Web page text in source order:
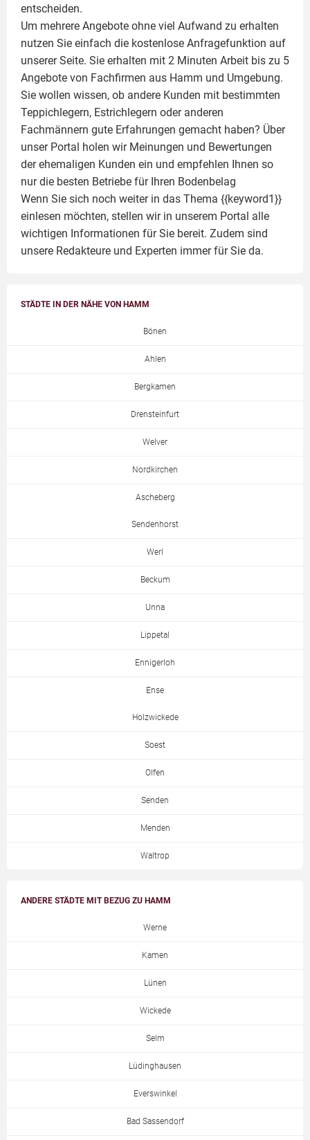
entscheiden.
Um mehrere Angebote ohne viel Aufwand zu erhalten
nutzen Sie einfach die kostenlose Anfragefunktion auf
unserer Seite. Sie erhalten mit 2 Minuten Arbeit bis zu 5
Angebote von Fachfirmen aus Hamm und Umgebung.
Sie wollen wissen, ob andere Kunden mit bestimmten
Teppichlegern, Estrichlegern oder anderen
Fachmännern gute Erfahrungen gemacht haben? Über
unser Portal holen wir Meinungen und Bewertungen
der ehemaligen Kunden ein und empfehlen Ihnen so
nur die besten Betriebe für Ihren Bodenbelag
Wenn Sie sich noch weiter in das Thema {{keyword1}}
einlesen möchten, stellen wir in unserem Portal alle
wichtigen Informationen für Sie bereit. Zudem sind
unsere Redakteure und Experten immer für Sie da.
STÄDTE IN DER NÄHE VON HAMM
Bönen
Ahlen
Bergkamen
Drensteinfurt
Welver
Nordkirchen
Ascheberg
Sendenhorst
Werl
Beckum
Unna
Lippetal
Ennigerloh
Ense
Holzwickede
Soest
Olfen
Senden
Menden
Waltrop
ANDERE STÄDTE MIT BEZUG ZU HAMM
Werne
Kamen
Lünen
Wickede
Selm
Lüdinghausen
Everswinkel
Bad Sassendorf